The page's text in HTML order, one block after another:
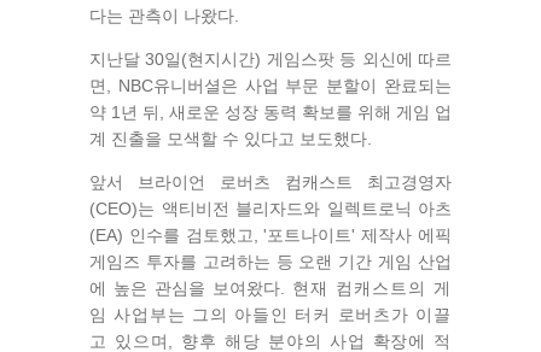
다는 관측이 나왔다.
지난달 30일(현지시간) 게임스팟 등 외신에 따르
면, NBC유니버셜은 사업 부문 분할이 완료되는
약 1년 뒤, 새로운 성장 동력 확보를 위해 게임 업
계 진출을 모색할 수 있다고 보도했다.
앞서 브라이언 로버츠 컴캐스트 최고경영자
(CEO)는 액티비전 블리자드와 일렉트로닉 아츠
(EA) 인수를 검토했고, '포트나이트' 제작사 에픽
게임즈 투자를 고려하는 등 오랜 기간 게임 산업
에 높은 관심을 보여왔다. 현재 컴캐스트의 게
임 사업부는 그의 아들인 터커 로버츠가 이끌
고 있으며, 향후 해당 분야의 사업 확장에 적